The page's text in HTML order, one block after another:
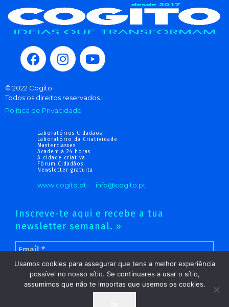
© 2022 Cogito
Todos os direitos reservados.
Política de Privacidade
Laboratórios Cidadãos
Laboratório da Criatividade
Masterclasses
Academia 24 horas
A cidade criativa
Fórum Cidadãos
Newsletter gratuita
www.cogito.pt info@cogito.pt
Inscreve-te aqui e recebe a tua
newsletter semanal. »
Usamos cookies para assegurar que tens a melhor experiência
possível no nosso sítio. Se continuares a usar o sítio,
assumimos que não te importas que usemos os cookies.